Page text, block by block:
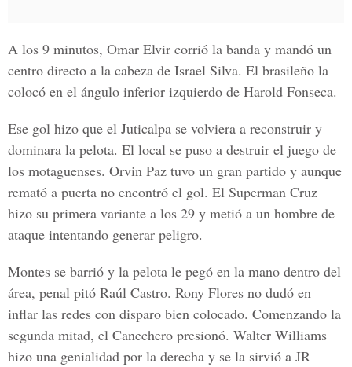
A los 9 minutos, Omar Elvir corrió la banda y mandó un
centro directo a la cabeza de Israel Silva. El brasileño la
colocó en el ángulo inferior izquierdo de Harold Fonseca.
Ese gol hizo que el Juticalpa se volviera a reconstruir y
dominara la pelota. El local se puso a destruir el juego de
los motaguenses. Orvin Paz tuvo un gran partido y aunque
remató a puerta no encontró el gol. El Superman Cruz
hizo su primera variante a los 29 y metió a un hombre de
ataque intentando generar peligro.
Montes se barrió y la pelota le pegó en la mano dentro del
área, penal pitó Raúl Castro. Rony Flores no dudó en
inflar las redes con disparo bien colocado. Comenzando la
segunda mitad, el Canechero presionó. Walter Williams
hizo una genialidad por la derecha y se la sirvió a JR